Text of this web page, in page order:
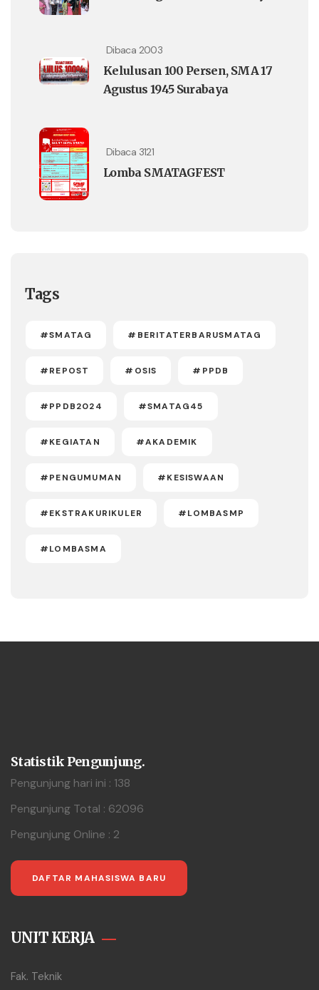
Dibaca 2003
Kelulusan 100 Persen, SMA 17
Agustus 1945 Surabaya
Dibaca 3121
Lomba SMATAGFEST
Tags
#SMATAG #BERITATERBARUSMATAG
#REPOST #OSIS #PPDB
#PPDB2024 #SMATAG45
#KEGIATAN #AKADEMIK
#PENGUMUMAN #KESISWAAN
#EKSTRAKURIKULER #LOMBASMP
#LOMBASMA
Statistik Pengunjung.
Pengunjung hari ini : 138
Pengunjung Total : 62096
Pengunjung Online : 2
DAFTAR MAHASISWA BARU
UNIT KERJA
Fak. Teknik